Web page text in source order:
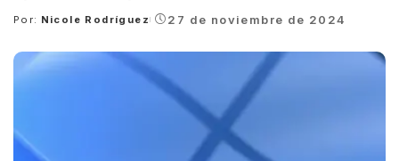
Posted
Por: Nicole Rodríguez 27 de noviembre de 2024